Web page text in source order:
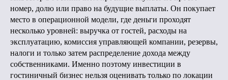
номер, долю или право на будущие выплаты. Он покупает
место в операционной модели, где деньги проходят
несколько уровней: выручка от гостей, расходы на
эксплуатацию, комиссия управляющей компании, резервы,
налоги и только затем распределение дохода между
собственниками. Именно поэтому инвестиции в
гостиничный бизнес нельзя оценивать только по локации